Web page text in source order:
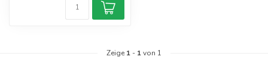
Zeige 1 - 1von 1